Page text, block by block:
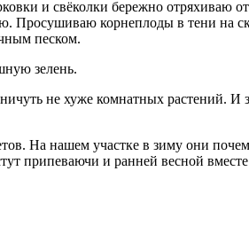
и свёколки бережно отряхиваю
Просушиваю корнеплоды в тени на
песком.
зелень.
не хуже комнатных растений. И
На нашем участке в зиму они
припеваючи и ранней весной